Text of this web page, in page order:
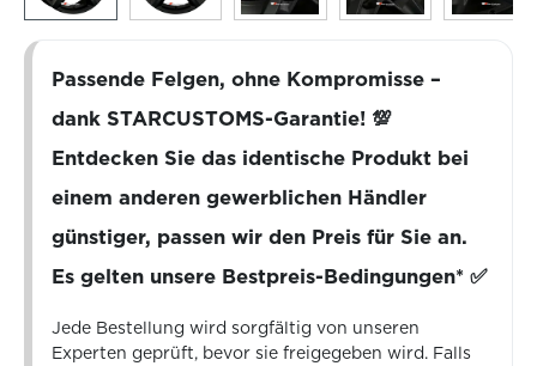
Passende Felgen, ohne Kompromisse –
dank STARCUSTOMS-Garantie! 💯
Entdecken Sie das identische Produkt bei
einem anderen gewerblichen Händler
günstiger, passen wir den Preis für Sie an.
Es gelten unsere Bestpreis-Bedingungen* ✅
Jede Bestellung wird sorgfältig von unseren
Experten geprüft, bevor sie freigegeben wird. Falls